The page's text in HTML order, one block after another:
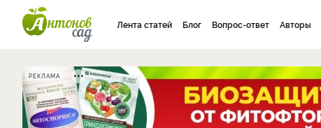
Лента статей Блог Вопрос-ответ Авторы
РЕКЛАМА